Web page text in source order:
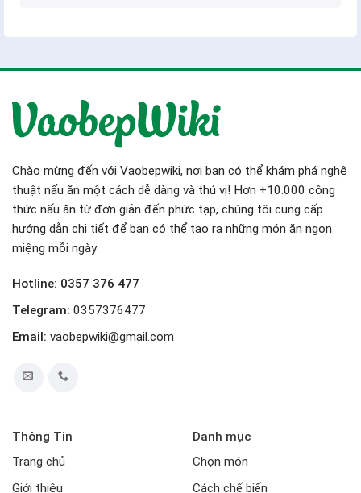
Chào mừng đến với Vaobepwiki, nơi bạn có thể khám phá nghệ
thuật nấu ăn một cách dễ dàng và thú vị! Hơn +10.000 công
thức nấu ăn từ đơn giản đến phức tạp, chúng tôi cung cấp
hướng dẫn chi tiết để bạn có thể tạo ra những món ăn ngon
miệng mỗi ngày
Hotline: 0357 376 477
Telegram: 0357376477
Email: vaobepwiki@gmail.com
Thông Tin
Trang chủ
Giới thiệu
Danh mục
Chọn món
Cách chế biến